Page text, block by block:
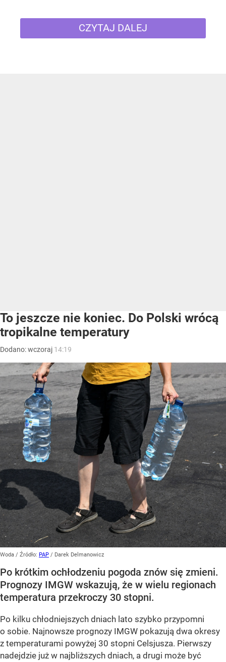
CZYTAJ DALEJ
To jeszcze nie koniec. Do Polski wrócą
tropikalne temperatury
Dodano:wczoraj 14:19
Woda / Źródło: PAP / Darek Delmanowicz
Po krótkim ochłodzeniu pogoda znów się zmieni.
Prognozy IMGW wskazują, że w wielu regionach
temperatura przekroczy 30 stopni.
Po kilku chłodniejszych dniach lato szybko przypomni
o sobie. Najnowsze prognozy IMGW pokazują dwa okresy
z temperaturami powyżej 30 stopni Celsjusza. Pierwszy
nadejdzie już w najbliższych dniach, a drugi może być